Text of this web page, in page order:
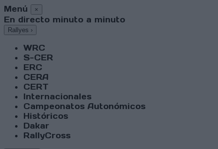
Menú ×
En directo minuto a minuto
Rallyes ›
WRC
S-CER
ERC
CERA
CERT
Internacionales
Campeonatos Autonómicos
Históricos
Dakar
RallyCross